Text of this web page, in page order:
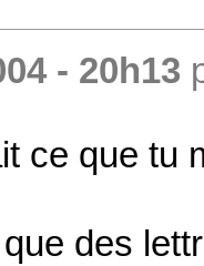
- 20h13
ce que tu
des